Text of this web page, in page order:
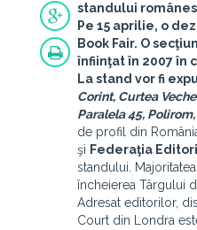
standului
Pe 15 aprilie, o
Book Fair. O
înfiinţat în 2007 în
La stand vor fi
Corint, Curtea
Paralela 45,
de profil din
şi Federaţia
standului.
încheierea Târgului
Adresat editorilor,
Court din Londra